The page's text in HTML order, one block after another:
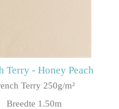
Terry - Honey Peach
Terry 250g/m²
Breedte 1.50m